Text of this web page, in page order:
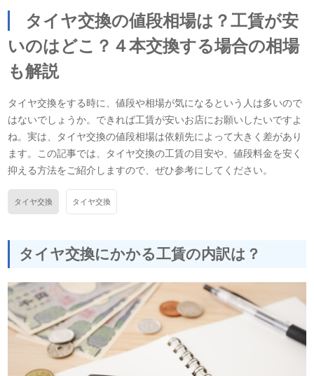
タイヤ交換の値段相場は？工賃が安
いのはどこ？４本交換する場合の相場
も解説
タイヤ交換をする時に、値段や相場が気になるという人は多いので
はないでしょうか。できれば工賃が安いお店にお願いしたいですよ
ね。実は、タイヤ交換の値段相場は依頼先によって大きく差があり
ます。この記事では、タイヤ交換の工賃の目安や、値段料金を安く
抑える方法をご紹介しますので、ぜひ参考にしてください。
タイヤ交換 タイヤ交換
タイヤ交換にかかる工賃の内訳は？